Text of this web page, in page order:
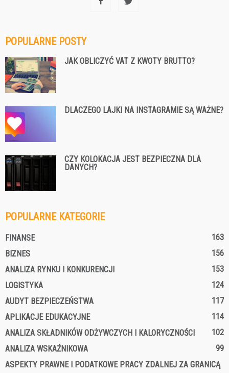
POPULARNE POSTY
JAK OBLICZYĆ VAT Z KWOTY BRUTTO?
DLACZEGO LAJKI NA INSTAGRAMIE SĄ WAŻNE?
CZY KOLOKACJA JEST BEZPIECZNA DLA
DANYCH?
POPULARNE KATEGORIE
FINANSE
163
BIZNES
156
ANALIZA RYNKU I KONKURENCJI
153
LOGISTYKA
124
AUDYT BEZPIECZEŃSTWA
117
APLIKACJE EDUKACYJNE
114
ANALIZA SKŁADNIKÓW ODŻYWCZYCH I KALORYCZNOŚCI
102
ANALIZA WSKAŹNIKOWA
99
ASPEKTY PRAWNE I PODATKOWE PRACY ZDALNEJ ZA GRANICĄ